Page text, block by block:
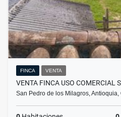
FINCA VENTA
VENTA FINCA USO COMERCIAL
San Pedro de los Milagros,